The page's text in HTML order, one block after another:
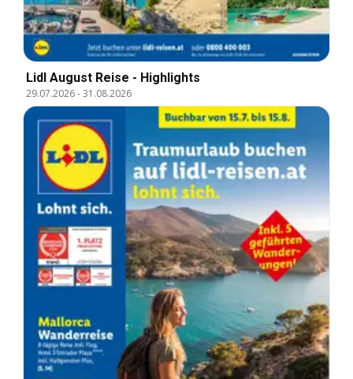
Lidl August Reise - Highlights
29.07.2026-31.08.2026